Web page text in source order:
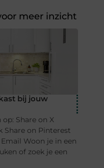
meer inzicht
bij jouw
Share on X
Share on Pinterest
Woon je in een
of zoek je een